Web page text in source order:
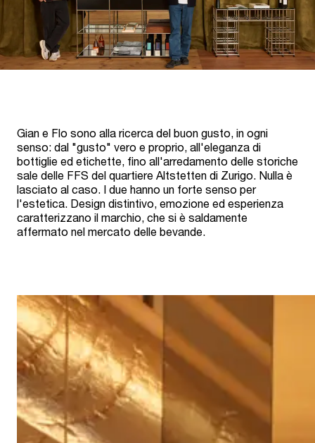
Gian e Flo sono alla ricerca del buon gusto, in ogni
senso: dal "gusto" vero e proprio, all'eleganza di
bottiglie ed etichette, fino all'arredamento delle storiche
sale delle FFS del quartiere Altstetten di Zurigo. Nulla è
lasciato al caso. I due hanno un forte senso per
l'estetica. Design distintivo, emozione ed esperienza
caratterizzano il marchio, che si è saldamente
affermato nel mercato delle bevande.